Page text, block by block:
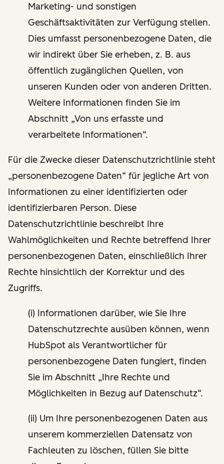
Marketing- und sonstigen
Geschäftsaktivitäten zur Verfügung stellen.
Dies umfasst personenbezogene Daten, die
wir indirekt über Sie erheben, z. B. aus
öffentlich zugänglichen Quellen, von
unseren Kunden oder von anderen Dritten.
Weitere Informationen finden Sie im
Abschnitt „Von uns erfasste und
verarbeitete Informationen“.
Für die Zwecke dieser Datenschutzrichtlinie steht
„personenbezogene Daten“ für jegliche Art von
Informationen zu einer identifizierten oder
identifizierbaren Person. Diese
Datenschutzrichtlinie beschreibt Ihre
Wahlmöglichkeiten und Rechte betreffend Ihrer
personenbezogenen Daten, einschließlich Ihrer
Rechte hinsichtlich der Korrektur und des
Zugriffs.
(i) Informationen darüber, wie Sie Ihre
Datenschutzrechte ausüben können, wenn
HubSpot als Verantwortlicher für
personenbezogene Daten fungiert, finden
Sie im Abschnitt „Ihre Rechte und
Möglichkeiten in Bezug auf Datenschutz“.
(ii) Um Ihre personenbezogenen Daten aus
unserem kommerziellen Datensatz von
Fachleuten zu löschen, füllen Sie bitte